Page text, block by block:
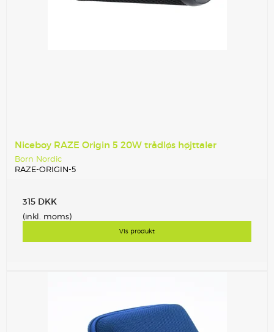
Niceboy RAZE Origin 5 20W trådløs højttaler
Born Nordic
RAZE-ORIGIN-5
315 DKK
(inkl. moms)
Vis produkt